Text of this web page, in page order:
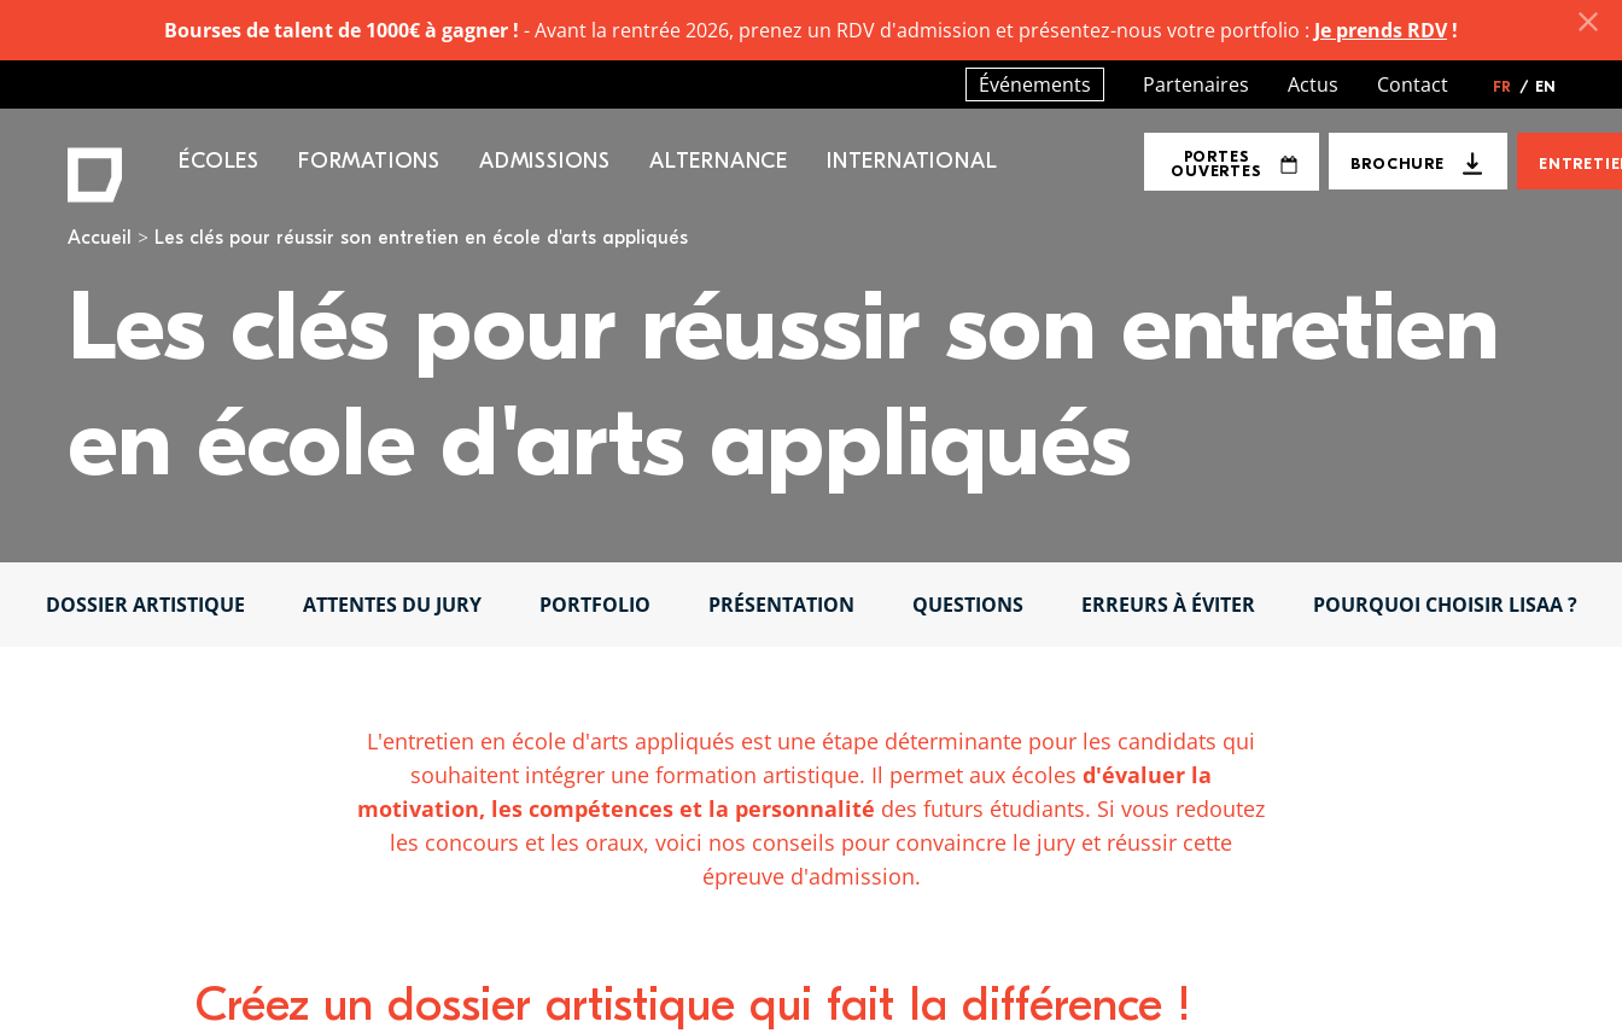
Vous êtes ici
Accueil Les clés pour réussir son entretien en école d'arts appliqués
Les clés pour réussir son entretien
en école d'arts appliqués
DOSSIER ARTISTIQUE ATTENTES DU JURY PORTFOLIO PRÉSENTATION QUESTIONS ERREURS À ÉVITER POURQUOI CHOISIR LISAA ?
L'entretien en école d'arts appliqués est une étape déterminante pour les candidats qui
souhaitent intégrer une formation artistique. Il permet aux écoles d'évaluer la
motivation, les compétences et la personnalité des futurs étudiants. Si vous redoutez
les concours et les oraux, voici nos conseils pour convaincre le jury et réussir cette
épreuve d'admission.
Créez un dossier artistique qui fait la différence !
Événements Partenaires Actus Contact FR / EN
PORTES
OUVERTES
BROCHURE
ÉCOLES FORMATIONS ADMISSIONS ALTERNANCE INTERNATIONAL
Bourses de talent de 1000€ à gagner ! - Avant la rentrée 2026, prenez un RDV d'admission et présentez-nous votre portfolio : Je prends RDV!